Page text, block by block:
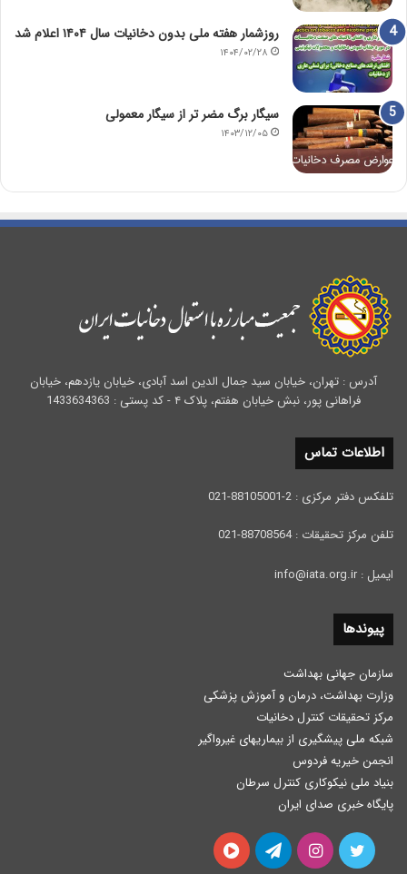
روزشمار هفته ملی بدون دخانیات سال ۱۴۰۴ اعلام شد
۱۴۰۴/۰۲/۲۸
سیگار برگ مضر تر از سیگار معمولی
۱۴۰۳/۱۲/۰۵
آدرس : تهران، خیابان سید جمال الدین اسد آبادی، خیابان یازدهم، خیابان
فراهانی پور، نبش خیابان هفتم، پلاک ۴ - کد پستی : 1433634363
اطلاعات تماس
تلفکس دفتر مرکزی : 2-88105001-021
تلفن مرکز تحقیقات : 88708564-021
ایمیل : info@iata.org.ir
پیوندها
سازمان جهانی بهداشت
وزارت بهداشت، درمان و آموزش پزشكی
مرکز تحقیقات کنترل دخانیات
شبکه ملی پیشگیری از بیماریهای غیرواگیر
انجمن خیریه فردوس
بنیاد ملی نیکوکاری کنترل سرطان
پایگاه خبری صدای ایران
توییتر اینستاگرامتلگرام آپارات